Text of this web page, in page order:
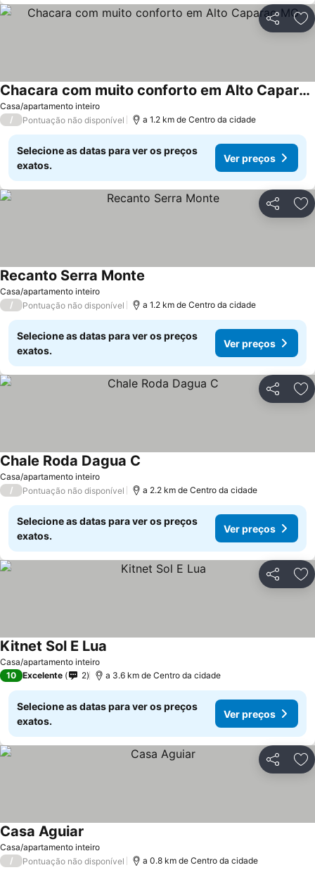
Partilhar
Casa/apartamento inteiro
Chacara com muito conforto em Alto Caparao MG
/ Pontuação não disponível a 1.2 km de Centro da cidade
Selecione as datas para ver os preços
exatos.
Ver preços
Partilhar
Casa/apartamento inteiro
Recanto Serra Monte
/ Pontuação não disponível a 1.2 km de Centro da cidade
Selecione as datas para ver os preços
exatos.
Ver preços
Partilhar
Casa/apartamento inteiro
Chale Roda Dagua C
/ Pontuação não disponível a 2.2 km de Centro da cidade
Selecione as datas para ver os preços
exatos.
Ver preços
Partilhar
Casa/apartamento inteiro
Kitnet Sol E Lua
10 Excelente 2 a 3.6 km de Centro da cidade
Selecione as datas para ver os preços
exatos.
Ver preços
Partilhar
Casa/apartamento inteiro
Casa Aguiar
/ Pontuação não disponível a 0.8 km de Centro da cidade